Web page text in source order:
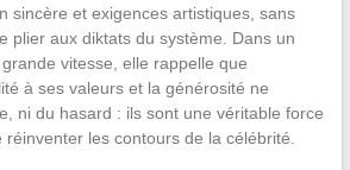
sincère et exigences artistiques, sans
plier aux diktats du système. Dans un
vitesse, elle rappelle que
à ses valeurs et la générosité ne
ni du hasard : ils sont une véritable force
les contours de la célébrité.